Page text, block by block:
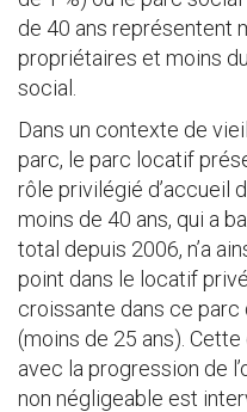
de 40 ans représentent
propriétaires et moins
social.
Dans un contexte de
parc, le parc locatif
rôle privilégié d’accueil
moins de 40 ans, qui a
total depuis 2006, n’a
point dans le locatif
croissante dans ce
(moins de 25 ans).
avec la progression de
non négligeable est